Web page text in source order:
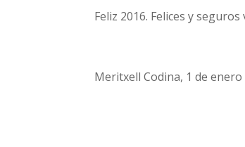
Feliz 2016. Felices y seguros
Meritxell Codina, 1 de enero